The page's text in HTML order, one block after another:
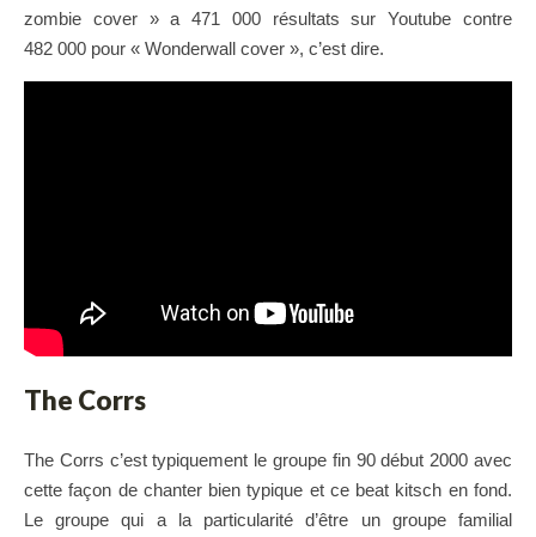
zombie cover » a 471 000 résultats sur Youtube contre
482 000 pour « Wonderwall cover », c’est dire.
The Corrs
The Corrs c’est typiquement le groupe fin 90 début 2000 avec
cette façon de chanter bien typique et ce beat kitsch en fond.
Le groupe qui a la particularité d’être un groupe familial